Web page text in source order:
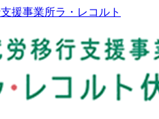
援事業所ラ・レコルト